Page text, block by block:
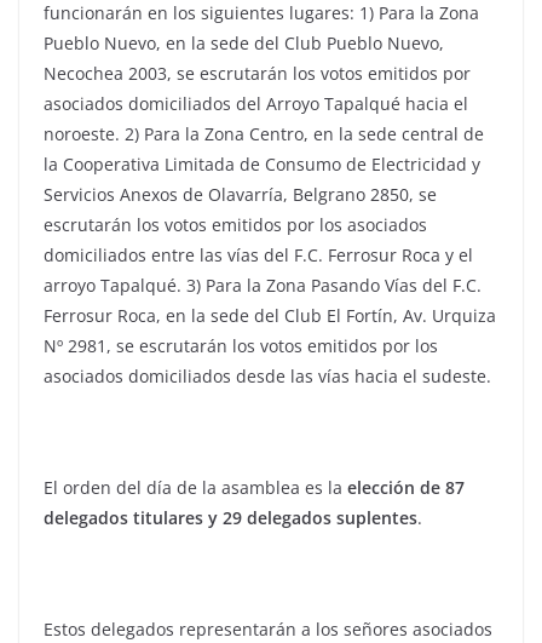
funcionarán en los siguientes lugares: 1) Para la Zona
Pueblo Nuevo, en la sede del Club Pueblo Nuevo,
Necochea 2003, se escrutarán los votos emitidos por
asociados domiciliados del Arroyo Tapalqué hacia el
noroeste. 2) Para la Zona Centro, en la sede central de
la Cooperativa Limitada de Consumo de Electricidad y
Servicios Anexos de Olavarría, Belgrano 2850, se
escrutarán los votos emitidos por los asociados
domiciliados entre las vías del F.C. Ferrosur Roca y el
arroyo Tapalqué. 3) Para la Zona Pasando Vías del F.C.
Ferrosur Roca, en la sede del Club El Fortín, Av. Urquiza
Nº 2981, se escrutarán los votos emitidos por los
asociados domiciliados desde las vías hacia el sudeste.
El orden del día de la asamblea es la elección de 87
delegados titulares y 29 delegados suplentes.
Estos delegados representarán a los señores asociados